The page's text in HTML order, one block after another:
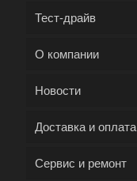
Тест-драйв
О компании
Новости
Доставка и оплата
Сервис и ремонт